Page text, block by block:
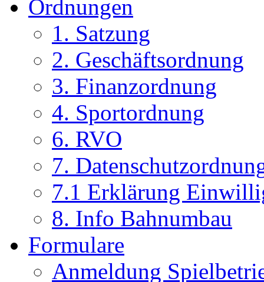
Ordnungen
1. Satzung
2. Geschäftsordnung
3. Finanzordnung
4. Sportordnung
6. RVO
7.
7.1 Erklärung
8. Info Bahnumbau
Formulare
Anmeldung